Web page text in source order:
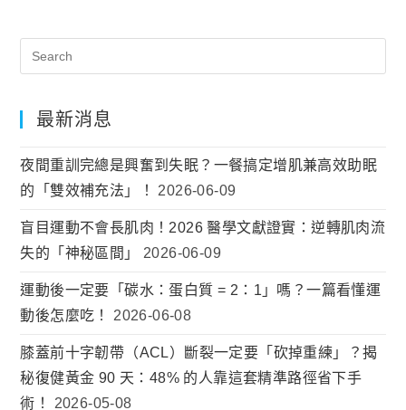
最新消息
夜間重訓完總是興奮到失眠？一餐搞定增肌兼高效助眠
的「雙效補充法」！
2026-06-09
盲目運動不會長肌肉！2026 醫學文獻證實：逆轉肌肉流
失的「神秘區間」
2026-06-09
運動後一定要「碳水：蛋白質 = 2：1」嗎？一篇看懂運
動後怎麼吃！
2026-06-08
膝蓋前十字韌帶（ACL）斷裂一定要「砍掉重練」？揭
秘復健黃金 90 天：48% 的人靠這套精準路徑省下手
術！
2026-05-08